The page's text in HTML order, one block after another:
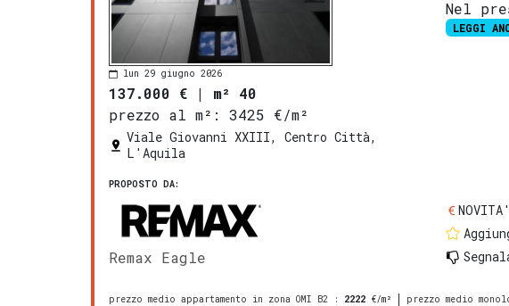
lun 29 giugno 2026
137.000 € | m² 40
prezzo al m²:
3425 €/m²
Viale Giovanni XXIII, Centro Città,
L'Aquila
PROPOSTO DA:
Remax Eagle
Nel
LEGGI
prezzo medio appartamento in zona OMI B2 : 2222 €/m² prezzo medio